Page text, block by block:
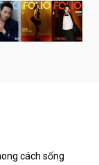
cách sống